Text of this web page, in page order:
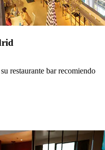
restaurante bar recomiendo